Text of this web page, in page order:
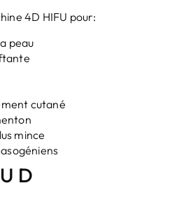
4D HIFU pour:
peau
cutané
mince
D